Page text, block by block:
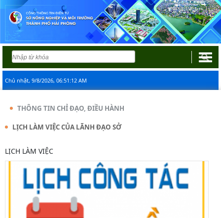
Chủ nhật, 9/8/2026, 06:51:12 AM
THÔNG TIN CHỈ ĐẠO, ĐIỀU HÀNH
LỊCH LÀM VIỆC CỦA LÃNH ĐẠO SỞ
LỊCH LÀM VIỆC